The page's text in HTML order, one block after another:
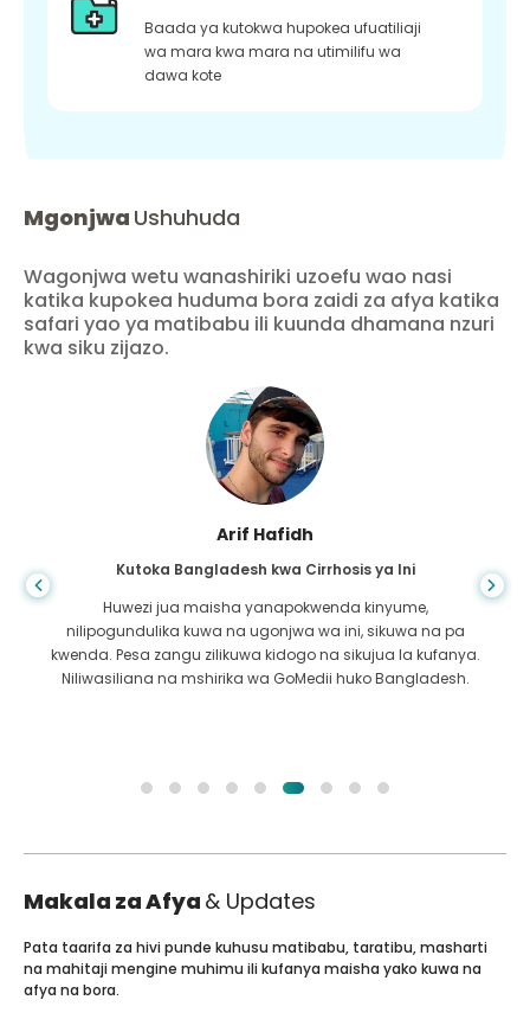
Baada ya kutokwa hupokea ufuatiliaji
wa mara kwa mara na utimilifu wa
dawa kote
Mgonjwa Ushuhuda
Wagonjwa wetu wanashiriki uzoefu wao nasi
katika kupokea huduma bora zaidi za afya katika
safari yao ya matibabu ili kuunda dhamana nzuri
kwa siku zijazo.
Arif Hafidh
Kutoka Bangladesh kwa Cirrhosis ya Ini
Huwezi jua maisha yanapokwenda kinyume,
nilipogundulika kuwa na ugonjwa wa ini, sikuwa na pa
kwenda. Pesa zangu zilikuwa kidogo na sikujua la kufanya.
Niliwasiliana na mshirika wa GoMedii huko Bangladesh.
Makala za Afya & Updates
Pata taarifa za hivi punde kuhusu matibabu, taratibu, masharti
na mahitaji mengine muhimu ili kufanya maisha yako kuwa na
afya na bora.